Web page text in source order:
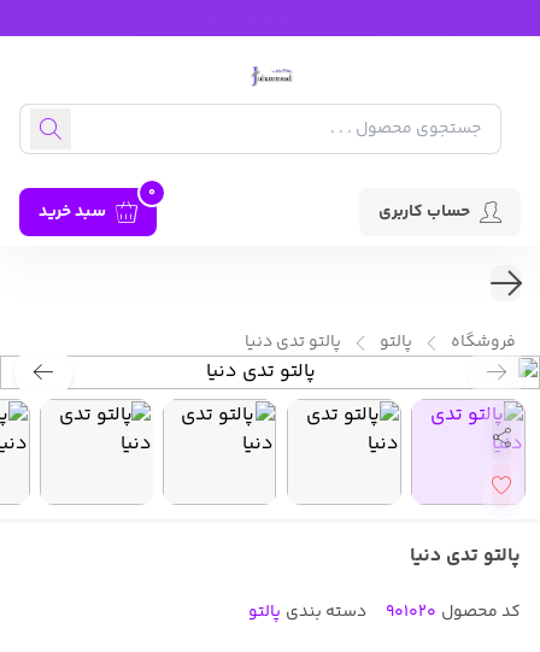
حساب کاربری سبد خرید
0
فروشگاه پالتو پالتو تدی دنیا
پالتو تدی دنیا
کد محصول 901020 دسته بندی پالتو